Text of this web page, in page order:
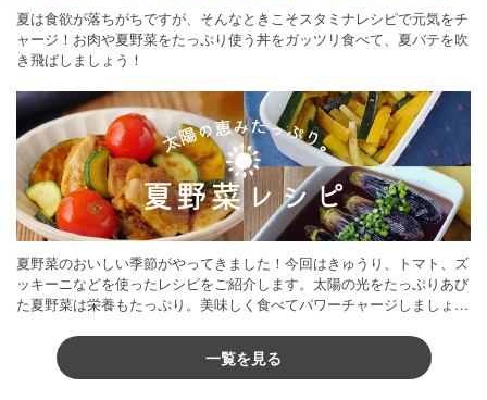
夏は食欲が落ちがちですが、そんなときこそスタミナレシピで元気をチ
ャージ！お肉や夏野菜をたっぷり使う丼をガッツリ食べて、夏バテを吹
き飛ばしましょう！
夏野菜のおいしい季節がやってきました！今回はきゅうり、トマト、ズ
ッキーニなどを使ったレシピをご紹介します。太陽の光をたっぷりあび
た夏野菜は栄養もたっぷり。美味しく食べてパワーチャージしましょう
一覧を見る